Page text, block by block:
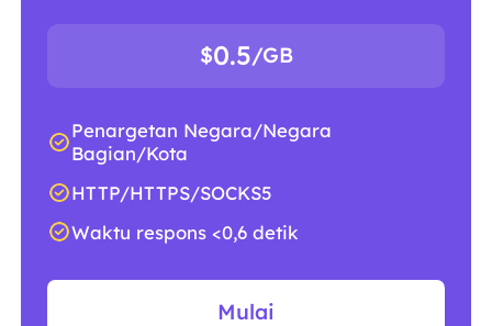
$0.5/GB
Penargetan Negara/Negara
Bagian/Kota
HTTP/HTTPS/SOCKS5
Waktu respons <0,6 detik
Mulai